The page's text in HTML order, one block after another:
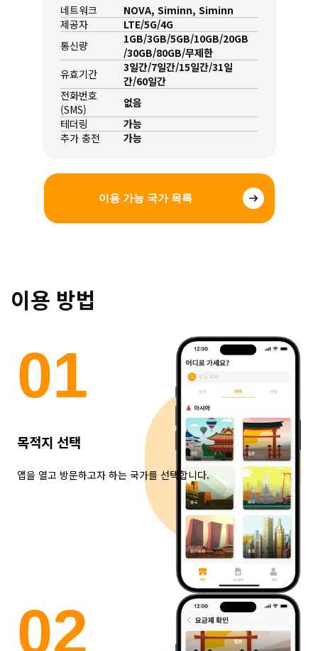
네트워크
NOVA, Siminn, Siminn
제공자
LTE/5G/4G
통신량
1GB/3GB/5GB/10GB/20GB
/30GB/80GB/무제한
유효기간
3일간/7일간/15일간/31일
간/60일간
전화번호
(SMS)
없음
테더링
가능
추가 충전
가능
이용 가능 국가 목록
이용 방법
01
목적지 선택
앱을 열고 방문하고자 하는 국가를 선택합니다.
02